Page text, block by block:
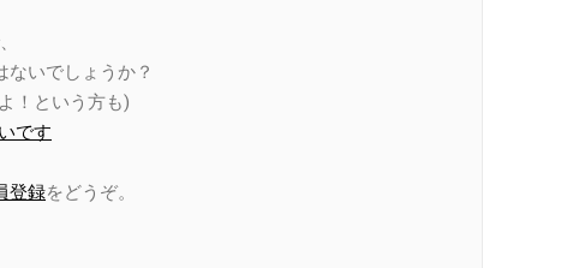
いでしょうか？
！という方も)
です
登録をどうぞ。